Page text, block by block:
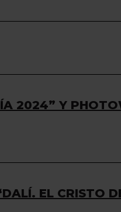
2024” Y
EL CRISTO